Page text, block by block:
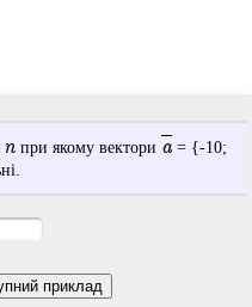
nпри якому вектори a= {-10;